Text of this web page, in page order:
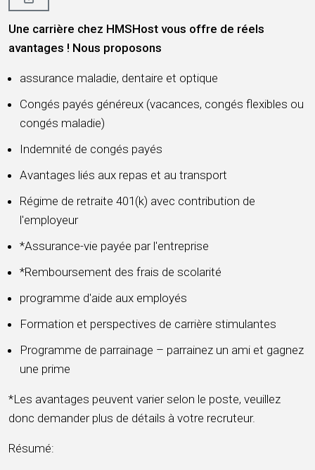
Une carrière chez HMSHost vous offre de réels
avantages ! Nous proposons
assurance maladie, dentaire et optique
Congés payés généreux (vacances, congés flexibles ou
congés maladie)
Indemnité de congés payés
Avantages liés aux repas et au transport
Régime de retraite 401(k) avec contribution de
l'employeur
*Assurance-vie payée par l'entreprise
*Remboursement des frais de scolarité
programme d'aide aux employés
Formation et perspectives de carrière stimulantes
Programme de parrainage – parrainez un ami et gagnez
une prime
*Les avantages peuvent varier selon le poste, veuillez
donc demander plus de détails à votre recruteur.
Résumé: